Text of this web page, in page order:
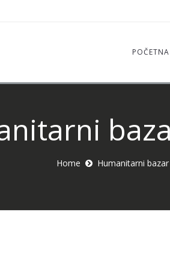
POČETNA
Home Humanitarni